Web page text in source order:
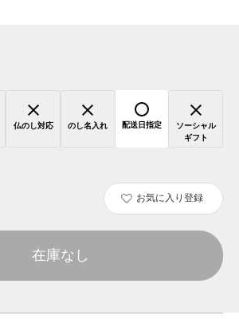
仏のし対応 のし名入れ 配送日指定
ソーシャル
ギフト
お気に入り登録
在庫なし